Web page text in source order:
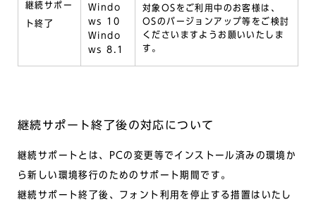
継続サポー
ト終了
Windo
ws 10
Windo
ws 8.1
対象OSをご利用中のお客様は、
OSのバージョンアップ等をご検討
くださいますようお願いいたしま
す。
継続サポート終了後の対応について
継続サポートとは、PCの変更等でインストール済みの環境か
ら新しい環境移行のためのサポート期間です。
継続サポート終了後、フォント利用を停止する措置はいたし